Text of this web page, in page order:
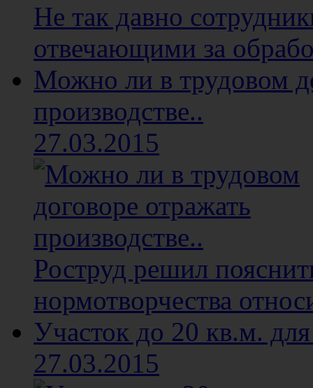
Не так давно
отвечающими за
Можно ли в трудовом
производстве..
27.03.2015
Роструд решил
нормотворчества
Участок до 20 кв.м.
27.03.2015